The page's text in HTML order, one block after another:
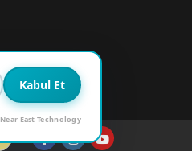
Kabul Et
Near East Technology